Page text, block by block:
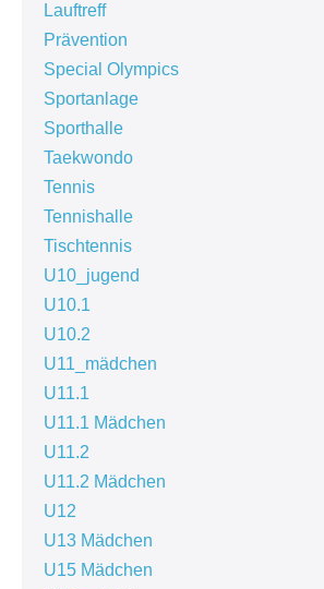
Lauftreff
Prävention
Special Olympics
Sportanlage
Sporthalle
Taekwondo
Tennis
Tennishalle
Tischtennis
U10_jugend
U10.1
U10.2
U11_mädchen
U11.1
U11.1 Mädchen
U11.2
U11.2 Mädchen
U12
U13 Mädchen
U15 Mädchen